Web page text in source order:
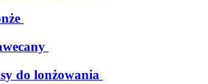
do lonżowania